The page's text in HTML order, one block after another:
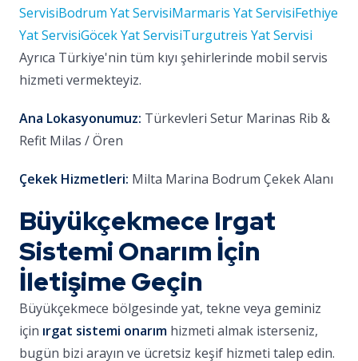
ServisiBodrum Yat ServisiMarmaris Yat ServisiFethiye
Yat ServisiGöcek Yat ServisiTurgutreis Yat Servisi
Ayrıca Türkiye'nin tüm kıyı şehirlerinde mobil servis
hizmeti vermekteyiz.
Ana Lokasyonumuz: Türkevleri Setur Marinas Rib &
Refit Milas / Ören
Çekek Hizmetleri: Milta Marina Bodrum Çekek Alanı
Büyükçekmece Irgat
Sistemi Onarım İçin
İletişime Geçin
Büyükçekmece bölgesinde yat, tekne veya geminiz
için ırgat sistemi onarım hizmeti almak isterseniz,
bugün bizi arayın ve ücretsiz keşif hizmeti talep edin.